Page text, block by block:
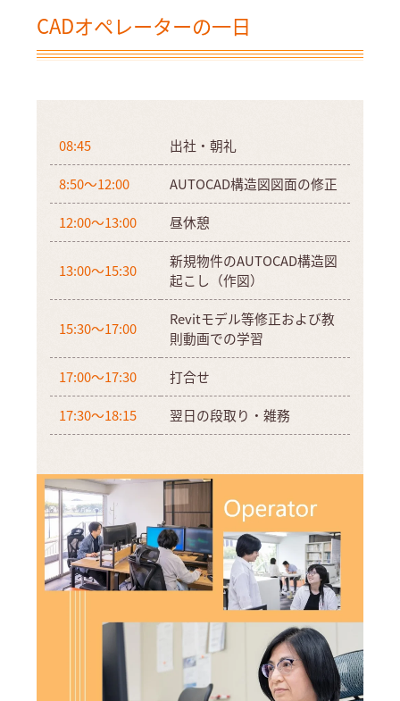
CADオペレーターの一日
08:45 出社・朝礼
8:50～12:00 AUTOCAD構造図図面の修正
12:00～13:00 昼休憩
13:00～15:30
新規物件のAUTOCAD構造図
起こし（作図）
15:30～17:00
Revitモデル等修正および教
則動画での学習
17:00～17:30 打合せ
17:30～18:15 翌日の段取り・雑務